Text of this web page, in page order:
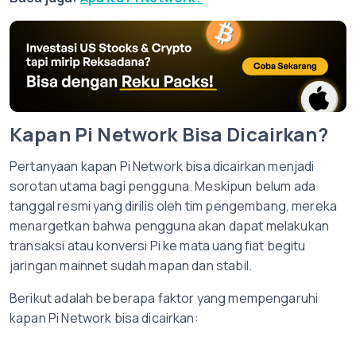
Kapan Pi Network Bisa Dicairkan?
Pertanyaan kapan Pi Network bisa dicairkan menjadi
sorotan utama bagi pengguna. Meskipun belum ada
tanggal resmi yang dirilis oleh tim pengembang, mereka
menargetkan bahwa pengguna akan dapat melakukan
transaksi atau konversi Pi ke mata uang fiat begitu
jaringan mainnet sudah mapan dan stabil.
Berikut adalah beberapa faktor yang mempengaruhi
kapan Pi Network bisa dicairkan: